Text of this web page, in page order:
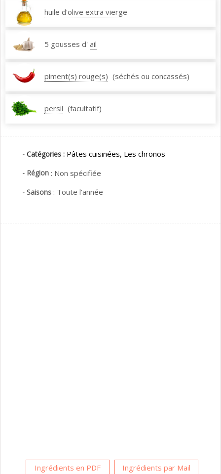
huile d'olive extra vierge
5 gousses d' ail
piment(s) rouge(s) (séchés ou concassés)
persil (facultatif)
- Catégories : Pâtes cuisinées, Les chronos
- Région : Non spécifiée
- Saisons : Toute l'année
Ingrédients en PDF Ingrédients par Mail